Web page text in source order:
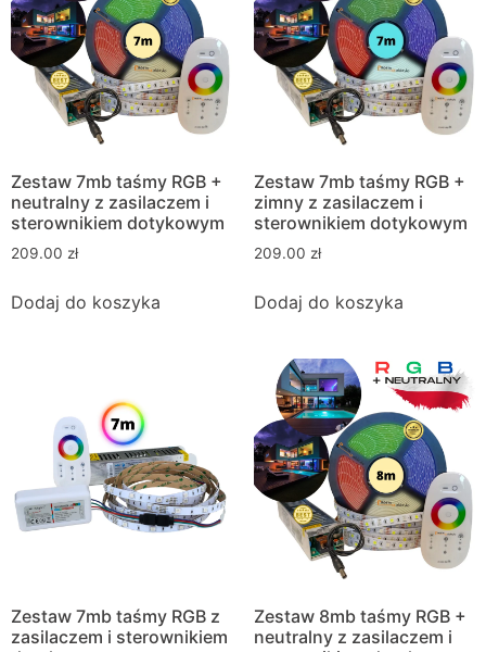
Zestaw 7mb taśmy RGB +
neutralny z zasilaczem i
sterownikiem dotykowym
209.00 zł
Dodaj do koszyka
Zestaw 7mb taśmy RGB +
zimny z zasilaczem i
sterownikiem dotykowym
209.00 zł
Dodaj do koszyka
Zestaw 7mb taśmy RGB z
zasilaczem i sterownikiem
Zestaw 8mb taśmy RGB +
neutralny z zasilaczem i